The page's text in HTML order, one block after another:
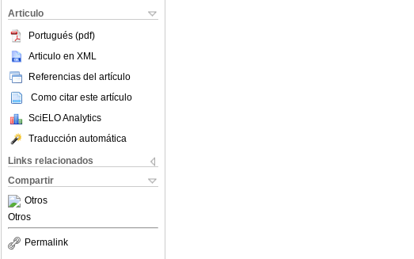
Articulo
Portugués (pdf)
Articulo en XML
Referencias del artículo
Como citar este artículo
SciELO Analytics
Traducción automática
Links relacionados
Compartir
Otros
Otros
Permalink